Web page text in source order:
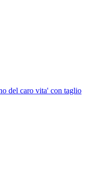
del caro vita' con taglio